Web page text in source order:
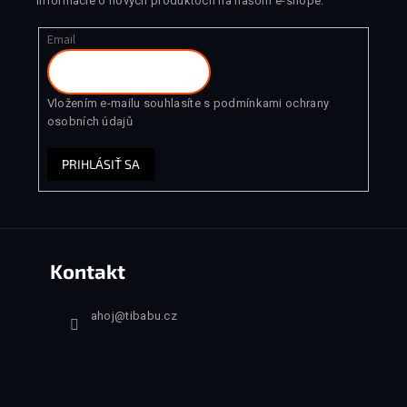
Email
Vložením e-mailu souhlasíte s podmínkami ochrany
osobních údajů
PRIHLÁSIŤ SA
Kontakt
ahoj@tibabu.cz